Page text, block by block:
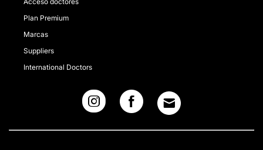
Plan Premium
Marcas
Suppliers
International Doctors